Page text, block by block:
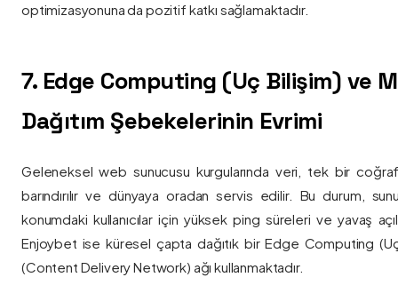
optimizasyonuna da pozitif katkı sağlamaktadır.
7. Edge Computing (Uç Bilişim) ve
Dağıtım Şebekelerinin Evrimi
Geleneksel web sunucusu kurgularında veri, tek bir
barındırılır ve dünyaya oradan servis edilir. Bu durum,
konumdaki kullanıcılar için yüksek ping süreleri ve yavaş
Enjoybet ise küresel çapta dağıtık bir Edge Computing
(Content Delivery Network) ağı kullanmaktadır.